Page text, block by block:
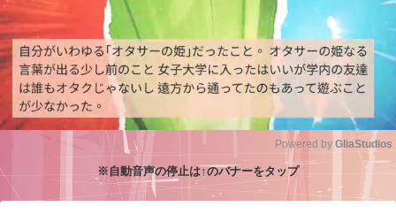
Powered by GliaStudios
※自動音声の停止は↑のバナーをタップ